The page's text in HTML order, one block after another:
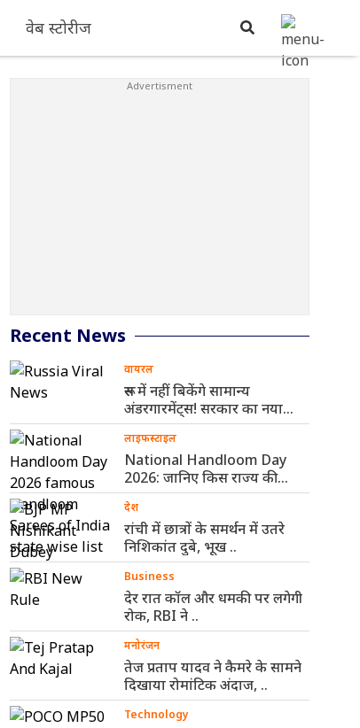
वेब स्टोरीज
Recent News
वायरल
रूस में नहीं बिकेंगे सामान्य
अंडरगारमेंट्स! सरकार का नया
नियम ..
लाइफस्टाइल
National Handloom Day
2026: जानिए किस राज्य की
कौन-सी हैंडलूम ..
देश
रांची में छात्रों के समर्थन में उतरे
निशिकांत दुबे, भूख ..
Business
देर रात कॉल और धमकी पर लगेगी
रोक, RBI ने ..
मनोरंजन
तेज प्रताप यादव ने कैमरे के सामने
दिखाया रोमांटिक अंदाज, ..
Technology